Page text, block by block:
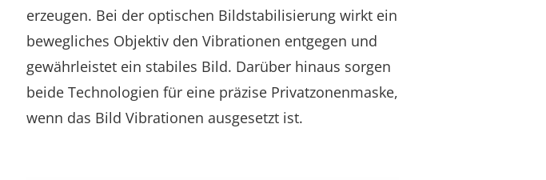
erzeugen. Bei der optischen Bildstabilisierung wirkt ein
bewegliches Objektiv den Vibrationen entgegen und
gewährleistet ein stabiles Bild. Darüber hinaus sorgen
beide Technologien für eine präzise Privatzonenmaske,
wenn das Bild Vibrationen ausgesetzt ist.